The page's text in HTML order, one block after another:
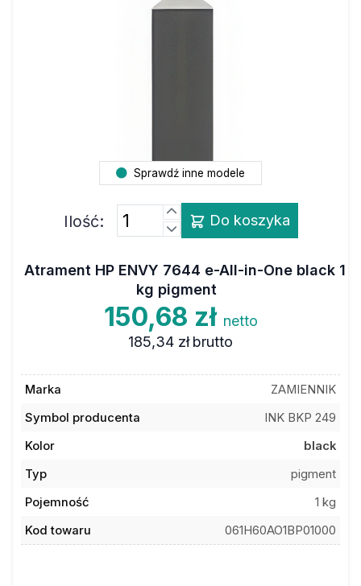
Sprawdź inne modele
Ilość: Do koszyka
Atrament HP ENVY 7644 e-All-in-One black 1
kg pigment
150,68 zł netto
185,34 zł brutto
Marka
ZAMIENNIK
Symbol producenta
INK BKP 249
Kolor
black
Typ
pigment
Pojemność
1 kg
Kod towaru
061H60AO1BP01000